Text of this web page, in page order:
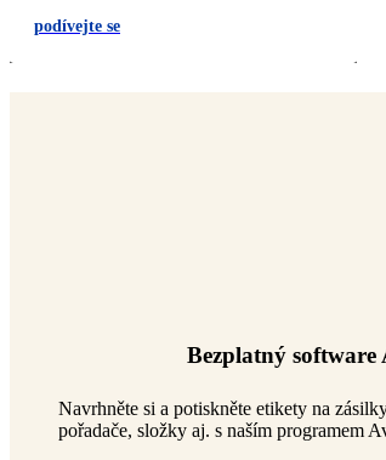
podívejte se
Bezplatný
Navrhněte si a potiskněte etikety na
pořadače, složky aj. s naším programem